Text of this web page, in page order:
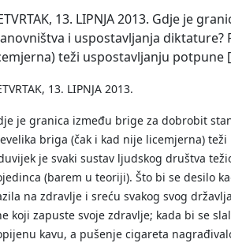
13. LIPNJA 2013. Gdje je
i uspostavljanja diktature?
teži uspostavljanju potpune
13. LIPNJA 2013.
je granica između brige za dobrobit
briga (čak i kad nije licemjerna)
je svaki sustav ljudskog društva
(barem u teoriji). Što bi se desilo
na zdravlje i sreću svakog svog
koji zapuste svoje zdravlje; kada bi se
kavu, a pušenje cigareta